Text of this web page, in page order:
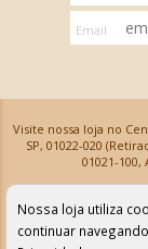
Email
Visite nossa loja no
SP, 01022-020
01021-
Os preços e as condições de
podem sofrer alterações
Nossa loja utiliza
continuar